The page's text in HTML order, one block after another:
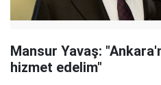
Mansur Yavaş:
hizmet edelim"